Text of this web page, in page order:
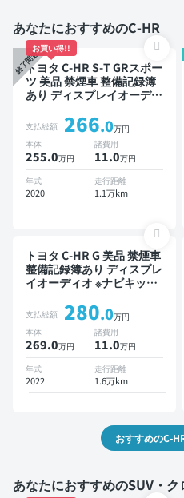
あなたにおすすめのC-HR
終了間近
お買い得!!
トヨタ C-HR S-T GRスポー
ツ 美品 禁煙車 整備記録簿
あり ディスプレイオーディ
クルーズ スマートキー
ETC バックモニター ドラ
イブレコーダー 衝突軽減
支払総額 266.0万円
本体
255.0万円
諸費用
11.0万円
年式
2020
走行距離
1.1万km
トヨタ C-HR G 美品 禁煙車
整備記録簿あり ディスプレ
イオーディオ ※ナビキット
トモニター オートクルーズ
スマートキー ETC バック
モニター 全方位カメラ ド
ライブレコーダー 衝突軽減
支払総額 280.0万円
本体
269.0万円
諸費用
11.0万円
年式
2022
走行距離
1.6万km
おすすめのC-
あなたにおすすめのSUV・ク